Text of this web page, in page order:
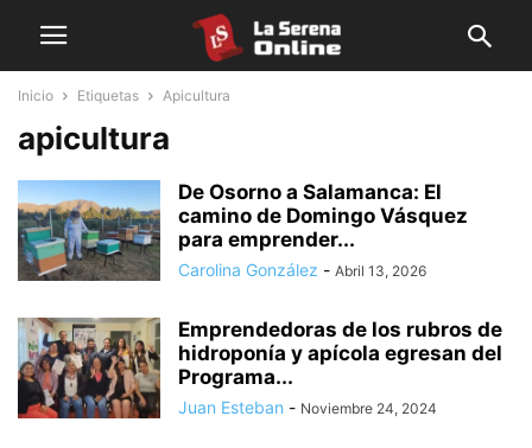
Inicio Etiquetas Apicultura
apicultura
De Osorno a Salamanca: El
camino de Domingo Vásquez
para emprender...
Carolina González - Abril 13, 2026
Emprendedoras de los rubros de
hidroponía y apícola egresan del
Programa...
Juan Esteban - Noviembre 24, 2024